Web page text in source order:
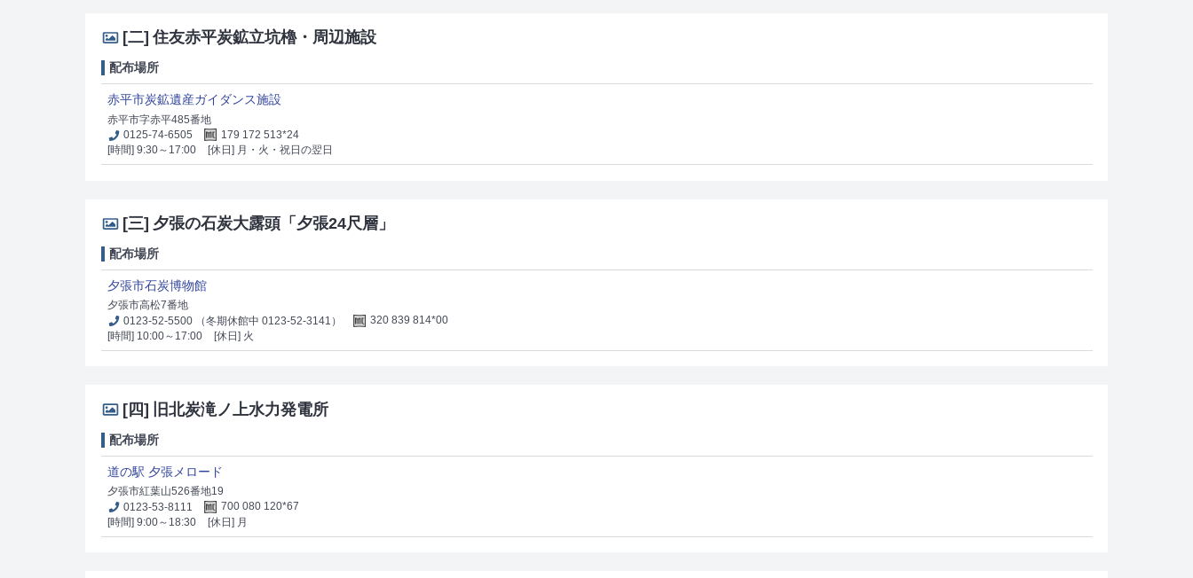
[二] 住友赤平炭鉱立坑櫓・周辺施設
配布場所
赤平市炭鉱遺産ガイダンス施設
赤平市字赤平485番地
0125-74-6505
179 172 513*24
[時間] 9:30～17:00
[休日] 月・火・祝日の翌日
[三] 夕張の石炭大露頭「夕張24尺層」
配布場所
夕張市石炭博物館
夕張市高松7番地
0123-52-5500 （冬期休館中 0123-52-3141）
320 839 814*00
[時間] 10:00～17:00
[休日] 火
[四] 旧北炭滝ノ上水力発電所
配布場所
道の駅 夕張メロード
夕張市紅葉山526番地19
0123-53-8111
700 080 120*67
[時間] 9:00～18:30
[休日] 月